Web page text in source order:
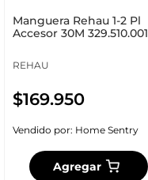
Manguera Rehau 1-2 Pl
Accesor 30M 329.510.001
REHAU
$169.950
Vendido por: Home Sentry
Agregar